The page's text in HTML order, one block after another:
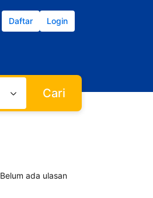
Daftar Login
Cari
Belum ada ulasan